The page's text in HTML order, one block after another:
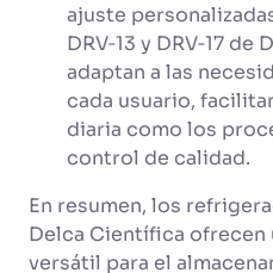
ajuste
DRV‑13 y DRV‑17
adaptan a las
cada usuario,
diaria como los
control de calidad.
En resumen, los
Delca Científica
versátil para el